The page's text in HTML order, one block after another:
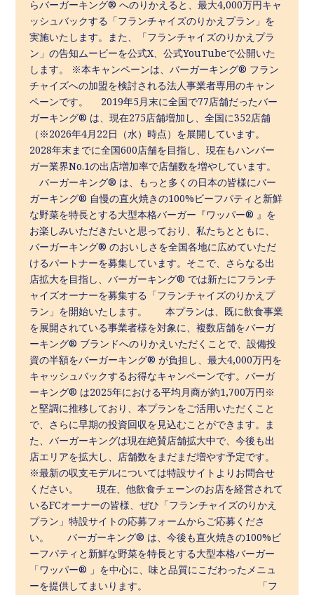
らバーガーキング® へのりかえると、最大4,000万円キャ
ッシュバックする「フランチャイズのりかえプラン」を
実施いたします。また、「フランチャイズのりかえプラ
ン」の告知ムービーを公式X、公式YouTubeで公開いた
します。 ※本キャンペーンは、バーガーキング® フラン
チャイズへの加盟を検討される法人事業者専用のキャン
ペーンです。 2019年5月末に全国で77店舗だったバー
ガーキング® は、現在275店舗増加し、全国に352店舗
（※2026年4月22日（水）時点）を展開しています。
2028年末までに全国600店舗を目指し、現在もハンバー
ガー業界No.1の出店増加率で店舗数を増やしています。
バーガーキング® は、もっと多くの日本の皆様にバー
ガーキング® 自慢の直火焼きの100%ビーフパティと新鮮
な野菜を特長とする大型本格バーガー『ワッパー® 』を
お楽しみいただきたいと思っており、私たちとともに、
バーガーキング® のおいしさを全国各地に広めていただ
けるパートナーを募集しています。そこで、さらなる出
店拡大を目指し、バーガーキング® では新たにフランチ
ャイズオーナーを募集する「フランチャイズのりかえプ
ラン」を開始いたします。 本プランは、既に飲食事業
を展開されている事業者様を対象に、複数店舗をバーガ
ーキング® ブランドへのりかえいただくことで、設備投
資の半額をバーガーキング® が負担し、最大4,000万円を
キャッシュバックするお得なキャンペーンです。バーガ
ーキング® は2025年における平均月商が約1,700万円※
と堅調に推移しており、本プランをご活用いただくこと
で、さらに早期の投資回収を見込むことができます。ま
た、バーガーキングは現在絶賛店舗拡大中で、今後も出
店エリアを拡大し、店舗数をまだまだ増やす予定です。
※最新の収支モデルについては特設サイトよりお問合せ
ください。 現在、他飲食チェーンのお店を経営されて
いるFCオーナーの皆様、ぜひ「フランチャイズのりかえ
プラン」特設サイトの応募フォームからご応募くださ
い。 バーガーキング® は、今後も直火焼きの100%ビ
ーフパティと新鮮な野菜を特長とする大型本格バーガー
「ワッパー® 」を中心に、味と品質にこだわったメニュ
ーを提供してまいります。 「フ